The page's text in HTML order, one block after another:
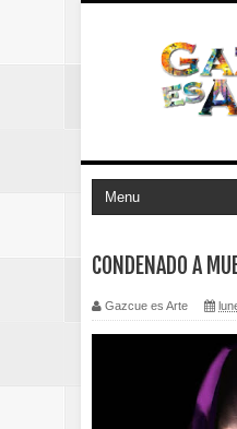
CONDENADO A
Gazcue es Arte